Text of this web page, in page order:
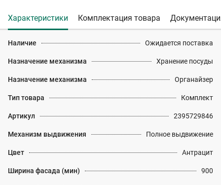
Характеристики Комплектация товара
Наличие Ожидается поставка
Назначение механизма Хранение посуды
Назначение механизма Органайзер
Тип товара Комплект
Артикул 2395729846
Механизм выдвижения Полное выдвижение
Цвет Антрацит
Ширина фасада (мин) 900